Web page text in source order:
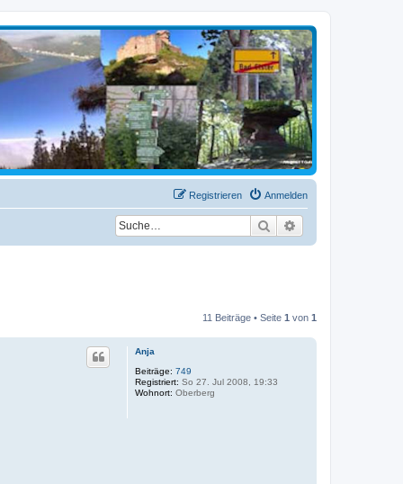
Anmelden
Registrieren
Suche
11 Beiträge • Seite 1 von 1
Anja
Beiträge: 749
Registriert: So 27. Jul 2008, 19:33
Wohnort: Oberberg